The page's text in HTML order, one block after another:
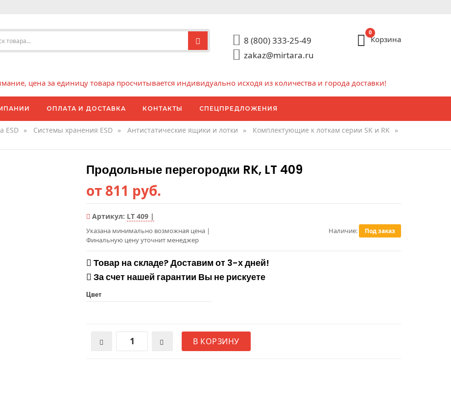
8 (800) 333-25-49
zakaz@mirtara.ru
0
Корзина
цена за единицу товара просчитывается индивидуально исходя из количества и города доставки!
ОПЛАТА И ДОСТАВКА КОНТАКТЫ СПЕЦПРЕДЛОЖЕНИЯ
ESD » Системы хранения ESD » Антистатические ящики и лотки » Комплектующие к лоткам серии SK и RK
»
Продольные перегородки RK, LT 409
от 811 руб.
Артикул: LT 409 |
Указана минимально возможная цена |
Финальную цену уточнит менеджер
Наличие: Под заказ
Товар на складе? Доставим от 3-х дней!
За счет нашей гарантии Вы не рискуете
Цвет
В КОРЗИНУ